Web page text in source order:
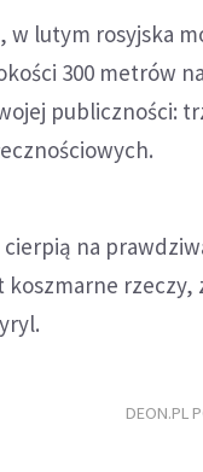
w lutym rosyjska
300 metrów
publiczności:
cierpią na
rzeczy,
DEON.PL